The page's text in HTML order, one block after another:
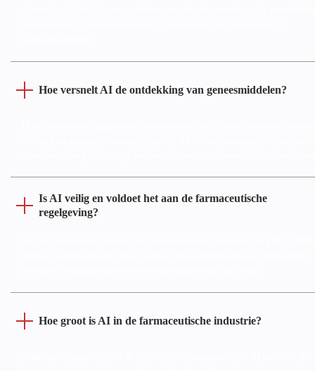
Hoe versnelt AI de ontdekking van geneesmiddelen?
Is AI veilig en voldoet het aan de farmaceutische
regelgeving?
Hoe groot is AI in de farmaceutische industrie?